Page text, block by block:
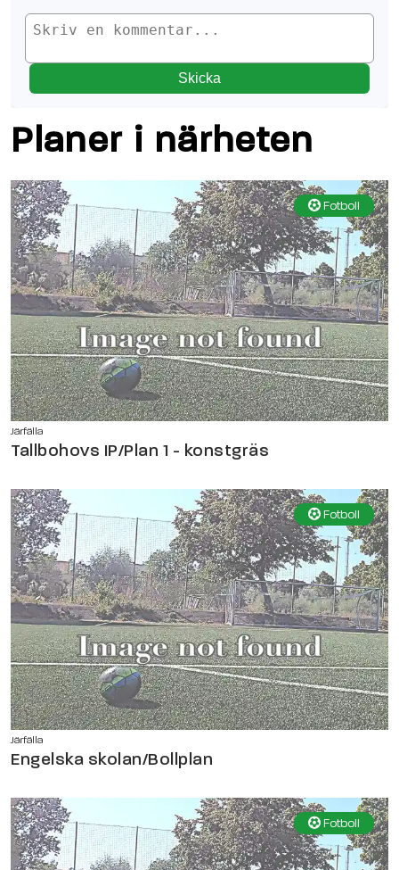
Skicka
Planer i närheten
Fotboll
Järfälla
Tallbohovs IP/Plan 1 - konstgräs
Fotboll
Järfälla
Engelska skolan/Bollplan
Fotboll